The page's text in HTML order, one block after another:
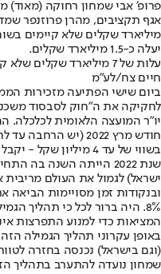
פרופ׳ אבי שמחון רחוקה (מאוד)
מיליארד שקלים שלא קיימים
יעלה כ-1.5 מיליארד שקלים.
עלות של 7 מיליארד
חיים צח/לע"מ
ביום שישי הפתיעה מזכירות
לחקיקה את ה"חוק לסבסוד
יו"ר המועצה הלאומית
בשווי של עד 4 מיליון שקל - יקבל החזר של 75% מהשינוי בריבית שלה.
שנת 2022 הייתה השנה בה
ישראל) לגמול את העולם
ובנקודות זמן מסויימות
8%. היה ברור לכל כי תהליך
המציאות כדי למנוע התפרצות
באופן עקרוני תהליך הגמילה
(וגם בישראל) נכנסה בחזרה
שמחון נועדה להתערב בתהליך